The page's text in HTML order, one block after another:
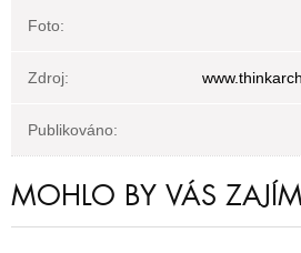
Foto:
Zdroj:
Publikováno:
MOHLO BY VÁS